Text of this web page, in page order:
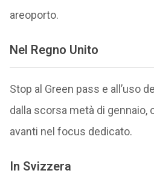
areoporto.
Nel Regno Unito
Stop al Green pass e all’uso
dalla scorsa metà di gennaio,
avanti nel focus dedicato.
In Svizzera